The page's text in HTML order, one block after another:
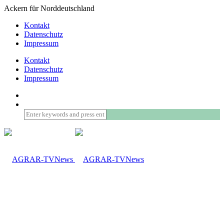
Ackern für Norddeutschland
Kontakt
Datenschutz
Impressum
Kontakt
Datenschutz
Impressum